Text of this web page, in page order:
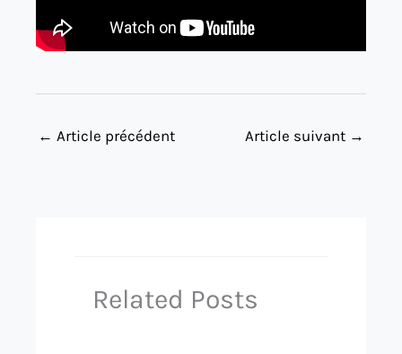
← Article précédent Article suivant →
Related Posts